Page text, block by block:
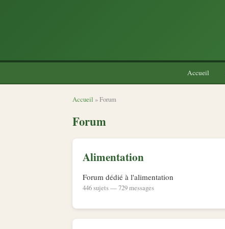
Accueil
Accueil » Forum
Forum
Alimentation
Forum dédié à l'alimentation
446 sujets — 729 messages